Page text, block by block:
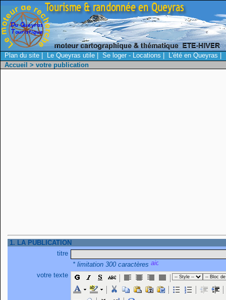
Plan du site| Le Queyras utile| Se loger - Locations L'été en Queyras
Accueil > votre publication
1. LA PUBLICATION
titre
* limitation 300 caractères
votre texte